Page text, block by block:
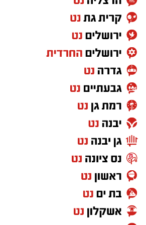
גניבת רכב באזור ירושלים.
את הרכב החשוד והורו לו
פתח במנוסה פראית ומסוכנת.
במהלך הבריחה ניגח החשוד
בעוצמה, פצע שוטרת שפונתה
רפואי בבית החולים וגרם נזק
המרדף הדרמטי נמשך גם לאחר
נעצר; החשוד נמלט מהמקום
הפעילות בוצע לעברו ירי שהביא
הפציעה, הוא המשיך בניסיונות
בסריקות ממוקדות של כוחות
החשוד כשהוא מסתתר בתוך
ניסה לגנוב באותם רגעים ממש
את הבריחה. מעצרו הוארך